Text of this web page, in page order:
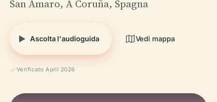
San Amaro, A Coruña, Spagna
Ascolta l'audioguida Vedi mappa
Verificato April 2026